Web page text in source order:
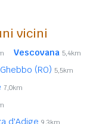
vicini
Vescovana 5,4km
(RO) 5,5km
7,0km
d'Adige 9,3km